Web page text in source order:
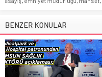
BENZER KONULAR